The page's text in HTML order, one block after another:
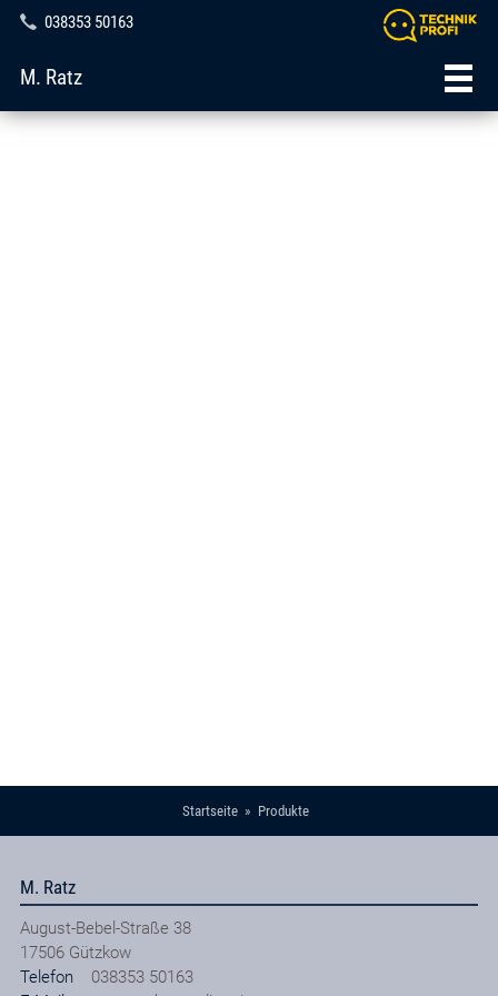
038353 50163
M. Ratz
Startseite Produkte
M. Ratz
August-Bebel-Straße 38
17506 Gützkow
Telefon
038353 50163